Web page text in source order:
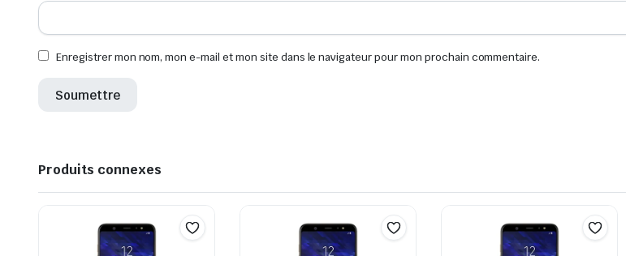
Enregistrer mon nom, mon e-mail et mon site dans le navigateur pour mon prochain commentaire.
Produits connexes